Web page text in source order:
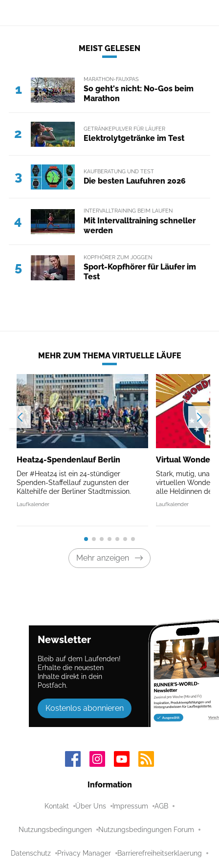
MEIST GELESEN
1
MARATHON-FAUXPAS
So geht's nicht: No-Gos beim
Marathon
2 GETRÄNKEPULVER FÜR LÄUFER
Elektrolytgetränke im Test
3 KAUFBERATUNG UND TEST
Die besten Laufuhren 2026
4
INTERVALLTRAINING BEIM LAUFEN
Mit Intervalltraining schneller
werden
5
KOPFHÖRER ZUM JOGGEN
Sport-Kopfhörer für Läufer im
Test
MEHR ZUM THEMA VIRTUELLE LÄUFE
Heat24-Spendenlauf Berlin
Der #Heat24 ist ein 24-stündiger
Spenden-Staffellauf zugunsten der
Kältehilfe der Berliner Stadtmission.
Laufkalender
Virtual
Stark, mutig,
virtuellen
alle Heldinnen des
Laufkalender
Mehr anzeigen
Newsletter
Bleib auf dem Laufenden!
Erhalte die neuesten
Inhalte direkt in dein
Postfach.
Kostenlos abonnieren
Information
Kontakt Über Uns Impressum AGB
Nutzungsbedingungen Nutzungsbedingungen Forum
Datenschutz Privacy Manager Barrierefreiheitserklaerung